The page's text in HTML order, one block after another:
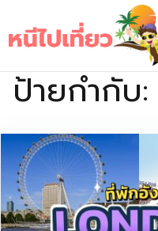
เว็บไซต์รวบรวมที่พัก ที่เที่ยว ที่กิน
ป้ายกำกับ: